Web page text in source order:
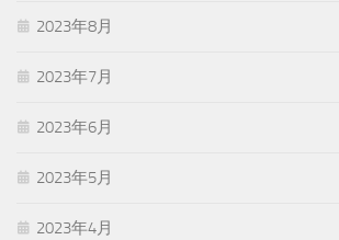
2023年8月
2023年7月
2023年6月
2023年5月
2023年4月